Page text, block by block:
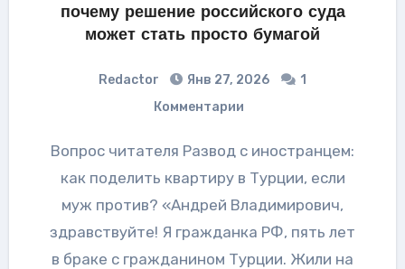
почему решение российского суда
может стать просто бумагой
Redactor Янв 27, 2026
1
Комментарии
Вопрос читателя Развод с иностранцем:
как поделить квартиру в Турции, если
муж против? «Андрей Владимирович,
здравствуйте! Я гражданка РФ, пять лет
в браке с гражданином Турции. Жили на